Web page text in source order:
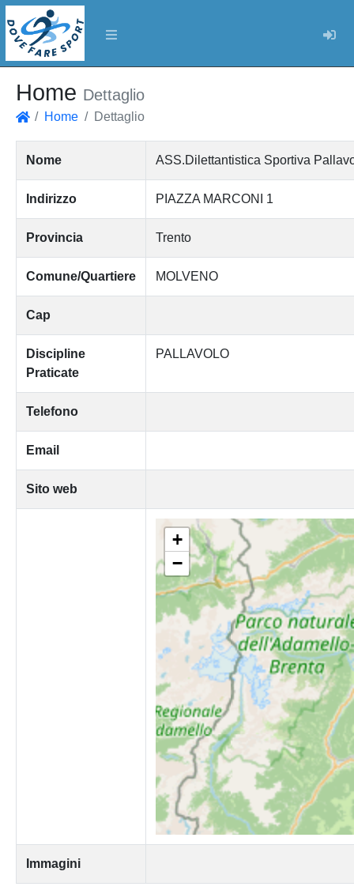
Home Dettaglio
Home Dettaglio
Nome ASS.Dilettantistica Sportiva
Indirizzo PIAZZA MARCONI 1
Provincia Trento
Comune/Quartiere MOLVENO
Cap
Discipline
Praticate
PALLAVOLO
Telefono
Email
Sito web
+
−
Immagini